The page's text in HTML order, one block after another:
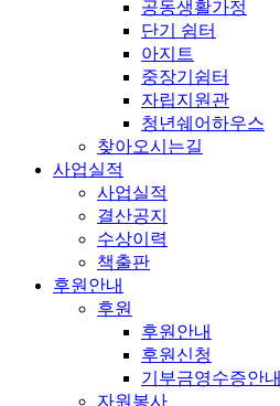
공동생활가정
단기 쉼터
아지트
중장기쉼터
자립지원관
청년쉐어하우스
찾아오시는길
사업실적
사업실적
결산공지
수상이력
책출판
후원안내
후원
후원안내
후원신청
기부금영수증안내
자원봉사